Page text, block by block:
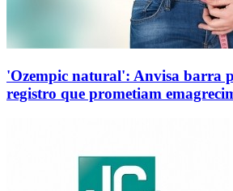
'Ozempic natural': Anvisa barra
registro que prometiam